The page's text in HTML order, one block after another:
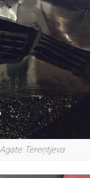
Tereņtjeva